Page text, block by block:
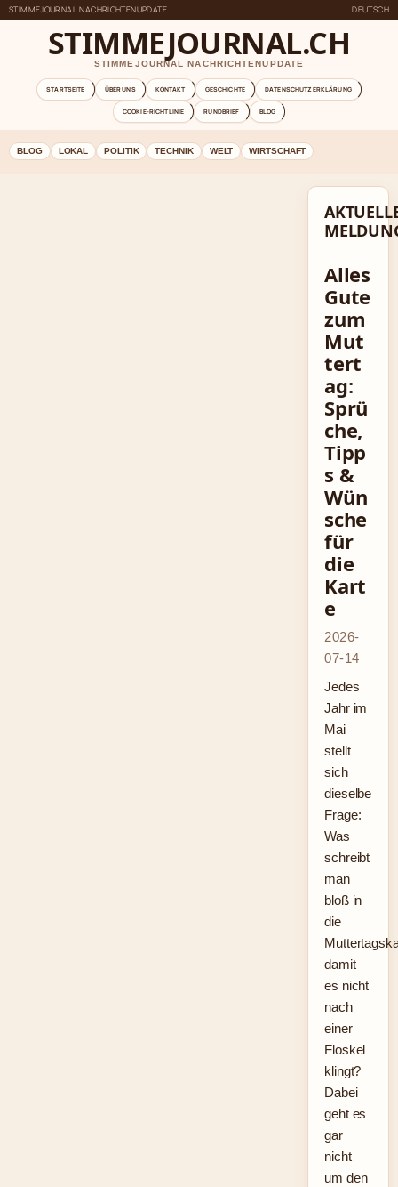
STIMMEJOURNAL NACHRICHTENUPDATE DEUTSCH
STIMMEJOURNAL.CH
STIMMEJOURNAL NACHRICHTENUPDATE
STARTSEITE ÜBER UNS KONTAKT GESCHICHTE DATENSCHUTZERKLÄRUNG
COOKIE-RICHTLINIE RUNDBRIEF BLOG
BLOG LOKAL POLITIK TECHNIK WELT WIRTSCHAFT
Alles
Gute
zum
Mut
tert
ag:
Sprü
che,
Tipp
s &
Wün
sche
für
die
Kart
e
2026-
07-14
Jedes
Jahr im
Mai
stellt
sich
dieselbe
Frage:
Was
schreibt
man
bloß in
die
damit
es nicht
nach
einer
Floskel
klingt?
Dabei
geht es
gar
nicht
um den